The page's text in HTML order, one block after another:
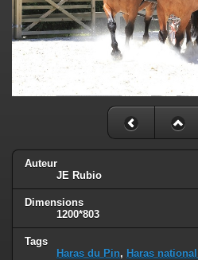
Auteur
JE Rubio
Dimensions
1200*803
Tags
Haras du Pin, Haras